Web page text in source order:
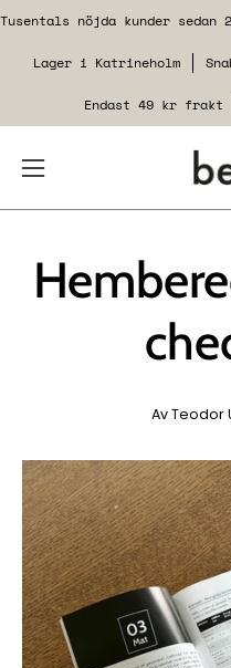
Spring
indhold
Tusentals nöjda kunder sedan
Lager i Katrineholm
Endast 49 kr frakt
Åbn
navigationsmenuen
Av Teodor